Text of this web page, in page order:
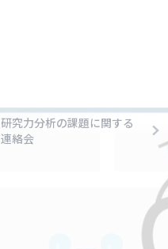
研究力分析の課題に関する
連絡会